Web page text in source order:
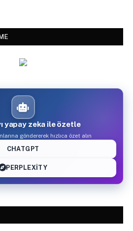
yapay zeka ile özetle
göndererek hızlıca özet alın
CHATGPT
PERPLEXITY